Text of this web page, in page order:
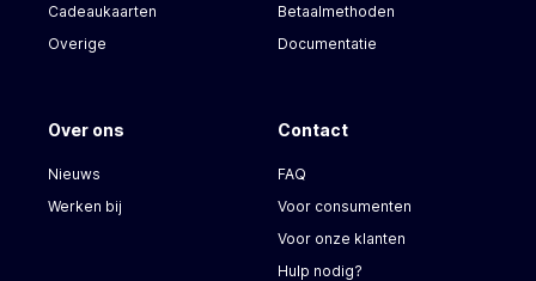
Cadeaukaarten
Overige
Betaalmethoden
Documentatie
Over ons
Nieuws
Werken bij
Contact
FAQ
Voor consumenten
Voor onze klanten
Hulp nodig?